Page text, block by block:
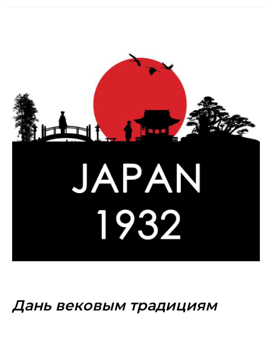
Дань вековым традициям